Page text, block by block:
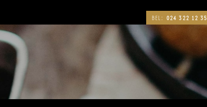
BEL: 024 322 12 35